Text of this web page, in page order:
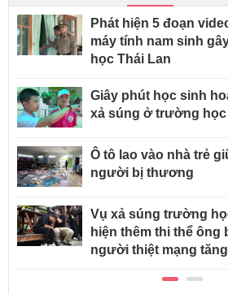
Phát hiện 5 đoạn
máy tính nam sinh
học Thái Lan
Giây phút học sinh
xả súng ở trường học
Ô tô lao vào nhà trẻ
người bị thương
Vụ xả súng trường
hiện thêm thi thể ông
người thiệt mạng